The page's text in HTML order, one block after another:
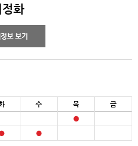
정화
보 보기
수 목
금